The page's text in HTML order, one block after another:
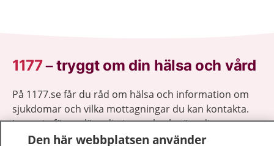
1177–tryggt om din hälsa och vård
På 1177.se får du råd om hälsa och information om
sjukdomar och vilka mottagningar du kan kontakta.
Logga in för att läsa din journal och göra dina
vårdärenden. Ring telefonnummer 1177 för
Den här webbplatsen använder